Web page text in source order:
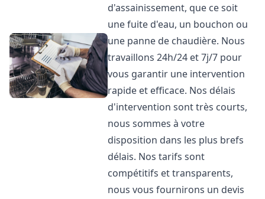
d'assainissement, que ce soit
une fuite d'eau, un bouchon ou
une panne de chaudière. Nous
travaillons 24h/24 et 7j/7 pour
vous garantir une intervention
rapide et efficace. Nos délais
d'intervention sont très courts,
nous sommes à votre
disposition dans les plus brefs
délais. Nos tarifs sont
compétitifs et transparents,
nous vous fournirons un devis